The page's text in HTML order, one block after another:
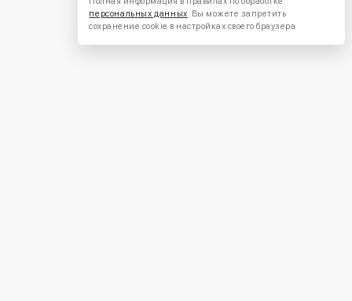
персональных данных. Вы можете запретить
сохранение cookie в настройках своего браузера